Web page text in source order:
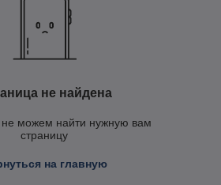
не найдена
можем найти нужную вам
страницу
на главную